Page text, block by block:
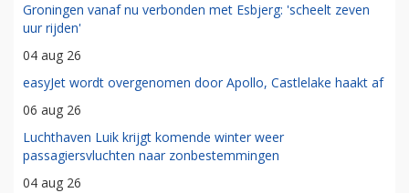
Groningen vanaf nu verbonden met Esbjerg: 'scheelt zeven
uur rijden'
04 aug 26
easyJet wordt overgenomen door Apollo, Castlelake haakt af
06 aug 26
Luchthaven Luik krijgt komende winter weer
passagiersvluchten naar zonbestemmingen
04 aug 26